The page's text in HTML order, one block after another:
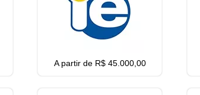
A partir de R$ 45.000,00